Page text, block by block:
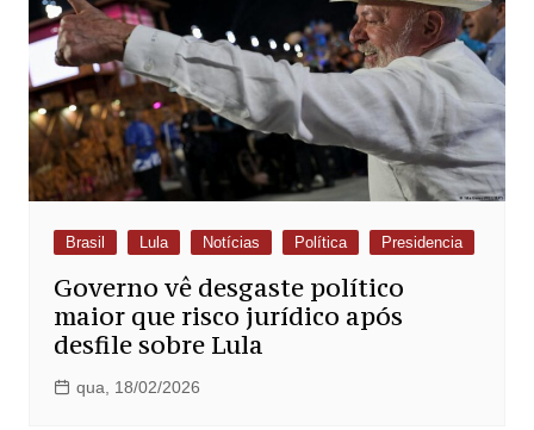
Brasil Lula Notícias Política Presidencia
Governo vê desgaste político
maior que risco jurídico após
desfile sobre Lula
qua, 18/02/2026